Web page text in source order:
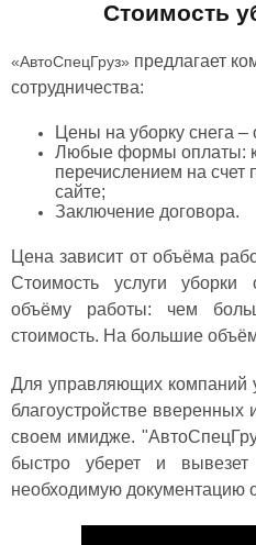
Стоимость
«АвтоСпецГруз» предлагает
сотрудничества:
Цены на уборку снега –
Любые формы оплаты:
перечислением на счет
сайте;
Заключение договора.
Цена зависит от объёма
Стоимость услуги уборки
объёму работы: чем
стоимость. На большие
Для управляющих компаний
благоустройстве вверенных
своем имидже.
быстро уберет и
необходимую документацию